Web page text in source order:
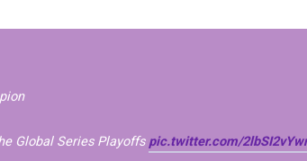
Global Series Playoffs pic.twitter.com/